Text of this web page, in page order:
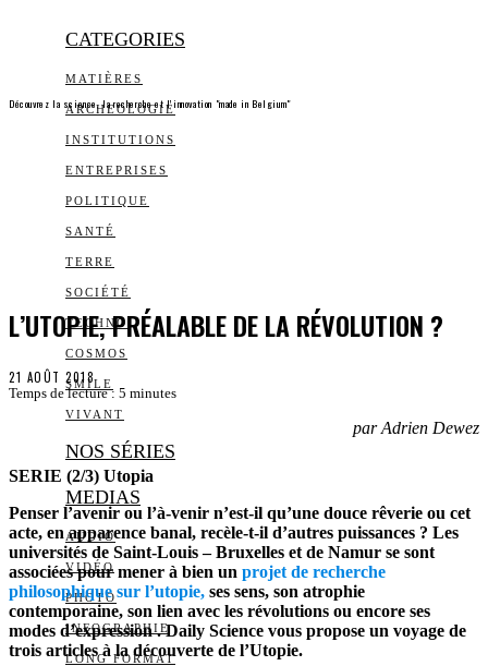
CATEGORIES
MATIÈRES
ARCHEOLOGIE
INSTITUTIONS
ENTREPRISES
POLITIQUE
SANTÉ
TERRE
SOCIÉTÉ
TECHNO
COSMOS
SMILE
VIVANT
NOS SÉRIES
MEDIAS
AUDIO
VIDÉO
PHOTO
INFOGRAPHIE
LONG FORMAT
Découvrez la science, la recherche et l’innovation "made in Belgium"
L’UTOPIE, PRÉALABLE DE LA RÉVOLUTION ?
21 AOÛT 2018
Temps de lecture : 5 minutes
par Adrien Dewez
SERIE (2/3) Utopia
Penser l’avenir ou l’à-venir n’est-il qu’une douce rêverie ou cet
acte, en apparence banal, recèle-t-il d’autres puissances ? Les
universités de Saint-Louis – Bruxelles et de Namur se sont
associées pour mener à bien un projet de recherche
philosophique sur l’utopie, ses sens, son atrophie
contemporaine, son lien avec les révolutions ou encore ses
modes d’expression . Daily Science vous propose un voyage de
trois articles à la découverte de l’Utopie.